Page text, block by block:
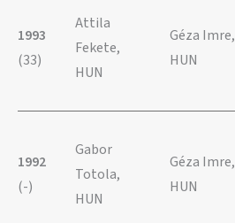
1993
(33)
Attila
Fekete,
HUN
Géza Imre,
HUN
1992
(-)
Gabor
Totola,
HUN
Géza Imre,
HUN